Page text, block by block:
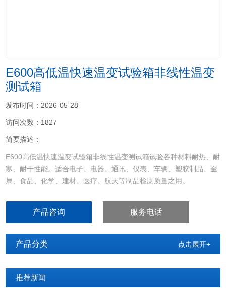
E600高低温快速温变试验箱非线性温变
测试箱
发布时间：2026-05-28
访问次数：1827
简要描述：
E600高低温快速温变试验箱非线性温变测试箱试验各种材料耐热、耐
寒、耐干性能。适合电子、电器、通讯、仪表、车辆、塑胶制品、金
属、食品、化学、建材、医疗、航天等制品检测质量之用。
产品咨询 服务电话
产品分类 点击展开+
推荐新闻